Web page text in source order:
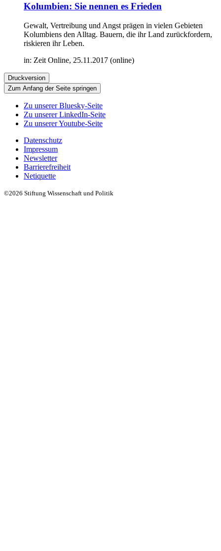
Kolumbien: Sie nennen es Frieden
Gewalt, Vertreibung und Angst prägen in vielen Gebieten
Kolumbiens den Alltag. Bauern, die ihr Land zurückfordern,
riskieren ihr Leben.
in: Zeit Online, 25.11.2017 (online)
Druckversion
Zum Anfang der Seite springen
Zu unserer Bluesky-Seite
Zu unserer LinkedIn-Seite
Zu unserer Youtube-Seite
Datenschutz
Impressum
Newsletter
Barrierefreiheit
Netiquette
©2026 Stiftung Wissenschaft und Politik